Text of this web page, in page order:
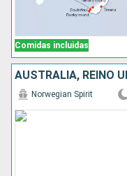
Comidas incluidas
Norwegian Spirit